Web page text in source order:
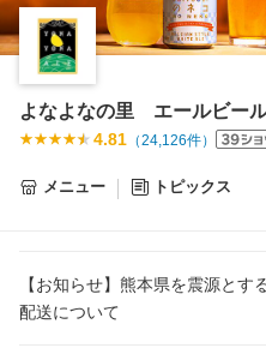
よなよなの里 エールビー
4.81 （24,126件）
メニュー トピックス
【お知らせ】熊本県を震源と
配送について